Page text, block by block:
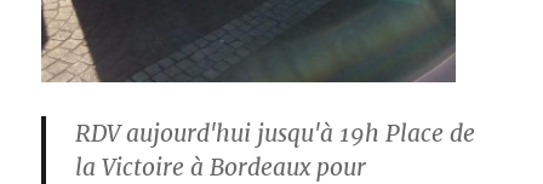
RDV aujourd'hui jusqu'à 19h Place de
la Victoire à Bordeaux pour